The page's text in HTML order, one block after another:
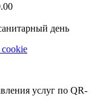
день
услуг по QR-